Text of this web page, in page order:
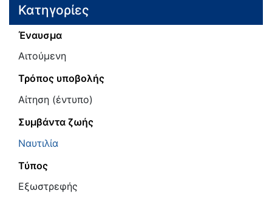
Κατηγορίες
Έναυσμα
Αιτούμενη
Τρόπος υποβολής
Αίτηση (έντυπο)
Συμβάντα ζωής
Ναυτιλία
Τύπος
Εξωστρεφής